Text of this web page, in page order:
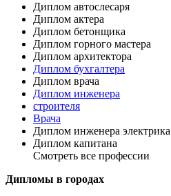
Диплом автослесаря
Диплом актера
Диплом бетонщика
Диплом горного мастера
Диплом архитектора
Диплом бухгалтера
Диплом врача
Диплом инженера
строителя
Врача
Диплом инженера электрика
Диплом капитана
Смотреть все профессии
Дипломы в городах